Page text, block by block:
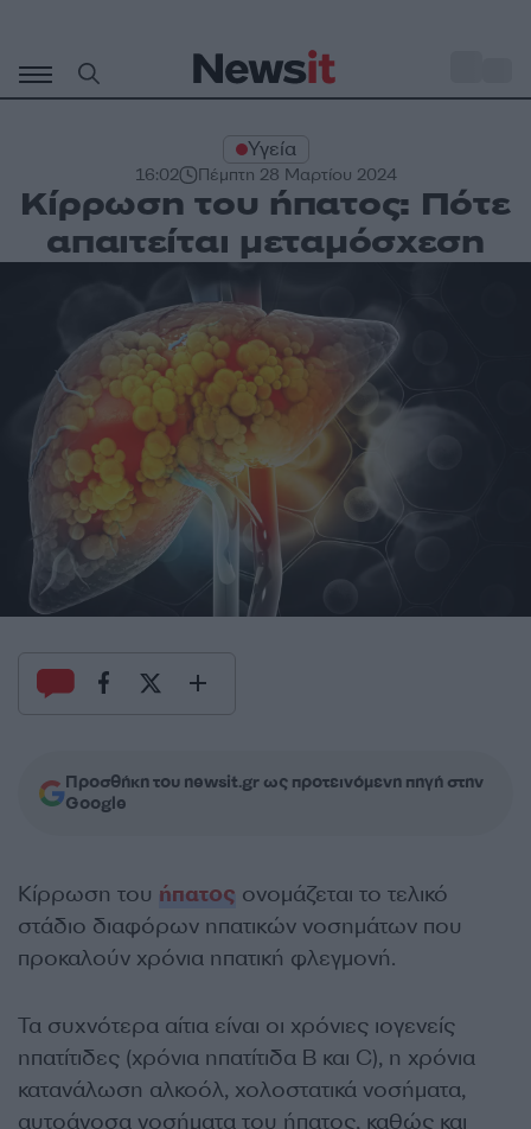
περιεχόμενο
Υγεία
16:02 Πέμπτη 28 Μαρτίου 2024
Κίρρωση του ήπατος: Πότε
απαιτείται μεταμόσχεση
Προσθήκη του newsit.gr ως προτεινόμενη πηγή στην
Google
Κίρρωση του ήπατος ονομάζεται το τελικό
στάδιο διαφόρων ηπατικών νοσημάτων που
προκαλούν χρόνια ηπατική φλεγμονή.
Τα συχνότερα αίτια είναι οι χρόνιες ιογενείς
ηπατίτιδες (χρόνια ηπατίτιδα Β και C), η χρόνια
κατανάλωση αλκοόλ, χολοστατικά νοσήματα,
αυτοάνοσα νοσήματα του ήπατος, καθώς και